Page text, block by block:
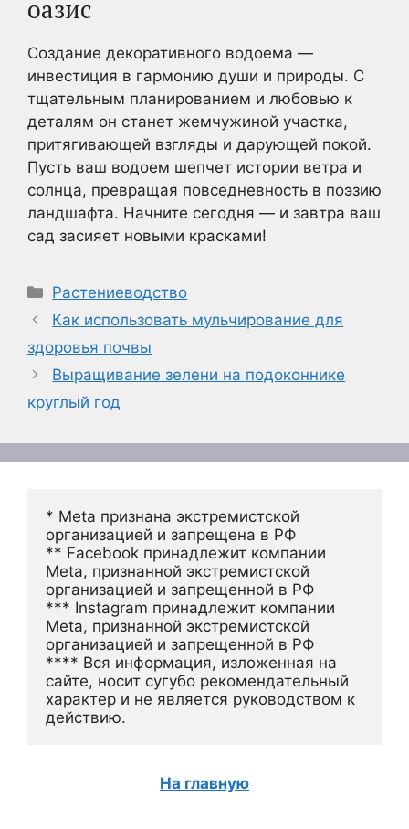
оазис
Создание декоративного водоема —
инвестиция в гармонию души и природы. С
тщательным планированием и любовью к
деталям он станет жемчужиной участка,
притягивающей взгляды и дарующей покой.
Пусть ваш водоем шепчет истории ветра и
солнца, превращая повседневность в поэзию
ландшафта. Начните сегодня — и завтра ваш
сад засияет новыми красками!
Рубрики
Растениеводство
Как использовать мульчирование для
здоровья почвы
Выращивание зелени на подоконнике
круглый год
* Meta признана экстремистской
организацией и запрещена в РФ
** Facebook принадлежит компании
Meta, признанной экстремистской
организацией и запрещенной в РФ
*** Instagram принадлежит компании
Meta, признанной экстремистской
организацией и запрещенной в РФ
**** Вся информация, изложенная на
сайте, носит сугубо рекомендательный
характер и не является руководством к
действию.
На главную